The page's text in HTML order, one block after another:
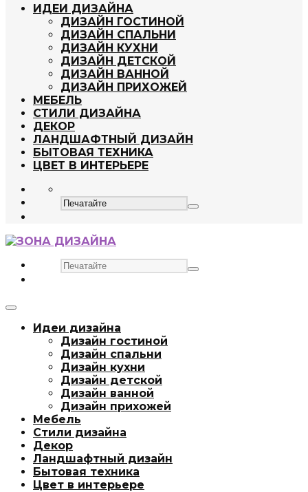
ИДЕИ ДИЗАЙНА
ДИЗАЙН ГОСТИНОЙ
ДИЗАЙН СПАЛЬНИ
ДИЗАЙН КУХНИ
ДИЗАЙН ДЕТСКОЙ
ДИЗАЙН ВАННОЙ
ДИЗАЙН ПРИХОЖЕЙ
МЕБЕЛЬ
СТИЛИ ДИЗАЙНА
ДЕКОР
ЛАНДШАФТНЫЙ ДИЗАЙН
БЫТОВАЯ ТЕХНИКА
ЦВЕТ В ИНТЕРЬЕРЕ
Идеи дизайна
Дизайн гостиной
Дизайн спальни
Дизайн кухни
Дизайн детской
Дизайн ванной
Дизайн прихожей
Мебель
Стили дизайна
Декор
Ландшафтный дизайн
Бытовая техника
Цвет в интерьере